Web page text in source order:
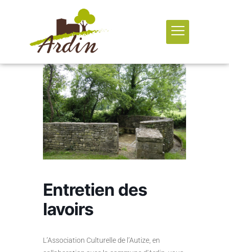
Entretien des
lavoirs
L’Association Culturelle de l’Autize, en